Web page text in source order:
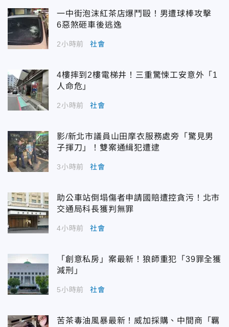
一中街泡沫紅茶店爆鬥毆！男遭球棒攻擊
6惡煞砸車後逃逸
2小時前 社會
4樓摔到2樓電梯井！三重驚悚工安意外「1
人命危」
2小時前 社會
影/新北市議員山田摩衣服務處旁「驚見男
子揮刀」！雙案通緝犯遭逮
3小時前 社會
助公車站倒塌傷者申請國賠遭控貪污！北市
交通局科長獲判無罪
4小時前 社會
「創意私房」案最新！狼師重犯「39罪全獲
減刑」
5小時前 社會
苦茶毒油風暴最新！威加採購、中間商「羈